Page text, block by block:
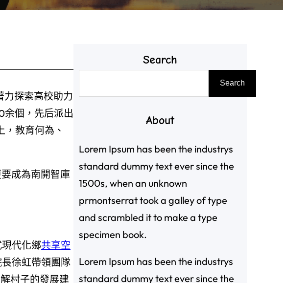
探索高校助力
余個，先后派出
教育何為、
成為南開智庫
代化鄉共享空
徐虹帶領團隊
村子的發展建
Search
尋
Search
About
Lorem Ipsum has been the industrys
standard dummy text ever since the
1500s, when an unknown
prmontserrat took a galley of type
and scrambled it to make a type
specimen book.
Lorem Ipsum has been the industrys
standard dummy text ever since the